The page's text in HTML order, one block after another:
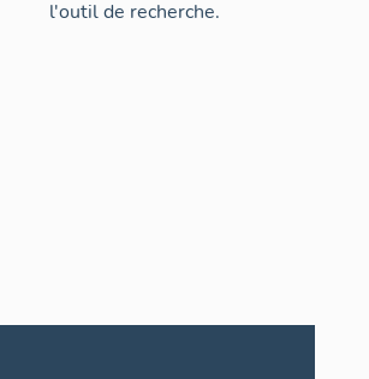
l'outil de recherche.